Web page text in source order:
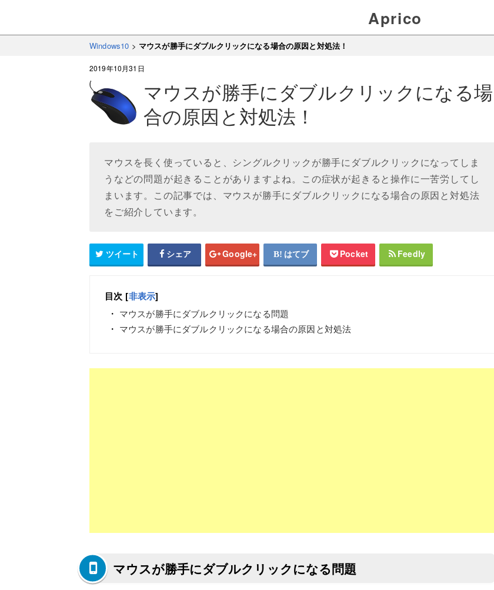
Aprico
Windows10 > マウスが勝手にダブルクリックになる場合の原因と対処法！
2019年10月31日
マウスが勝手にダブルクリックになる場
合の原因と対処法！
マウスを長く使っていると、シングルクリックが勝手にダブルクリックになってしま
うなどの問題が起きることがありますよね。この症状が起きると操作に一苦労してし
まいます。この記事では、マウスが勝手にダブルクリックになる場合の原因と対処法
をご紹介しています。
ツイート シェア Google+ はてブ Pocket Feedly
目次 [非表示]
マウスが勝手にダブルクリックになる問題
マウスが勝手にダブルクリックになる場合の原因と対処法
マウスが勝手にダブルクリックになる問題